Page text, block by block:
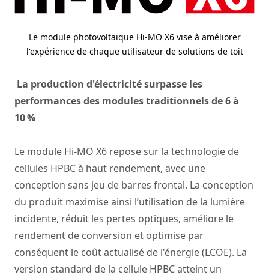
Le module photovoltaïque Hi-MO X6 vise à améliorer
l'expérience de chaque utilisateur de solutions de toit
La production d'électricité surpasse les
performances des modules traditionnels de 6 à
10 %
Le module Hi-MO X6 repose sur la technologie de
cellules HPBC à haut rendement, avec une
conception sans jeu de barres frontal. La conception
du produit maximise ainsi l’utilisation de la lumière
incidente, réduit les pertes optiques, améliore le
rendement de conversion et optimise par
conséquent le coût actualisé de l'énergie (LCOE). La
version standard de la cellule HPBC atteint un